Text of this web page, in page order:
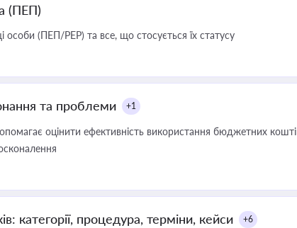
(ПЕП)
особи (ПЕП/PEP) та все, що стосується їх статусу
та проблеми +1
оцінити ефективність використання бюджетних
категорії, процедура, терміни, кейси +6